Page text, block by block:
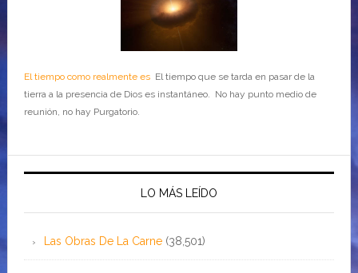
El tiempo como realmente esEl tiempo que se tarda en pasar de la
tierra a la presencia de Dios es instantáneo. No hay punto medio de
reunión, no hay Purgatorio.
LO MÁS LEÍDO
Las Obras De La Carne (38,501)